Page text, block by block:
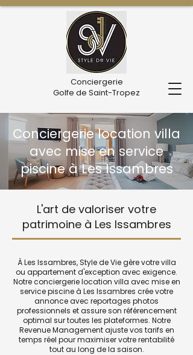
Conciergerie
Golfe de Saint-Tropez
Conciergerie location villa
avec mise en service
piscine à Les Issambres
L'art de valoriser votre
patrimoine à Les Issambres
À Les Issambres, Style de Vie gère votre villa
ou appartement d'exception avec exigence.
Notre conciergerie location villa avec mise en
service piscine à Les Issambres crée votre
annonce avec reportages photos
professionnels et assure son référencement
optimal sur toutes les plateformes. Notre
Revenue Management ajuste vos tarifs en
temps réel pour maximiser votre rentabilité
tout au long de la saison.